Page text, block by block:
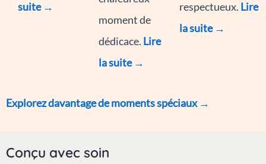
suite →
moment de
dédicace. Lire
la suite →
respectueux. Lire
la suite →
Explorez davantage de moments spéciaux→
Conçu avec soin